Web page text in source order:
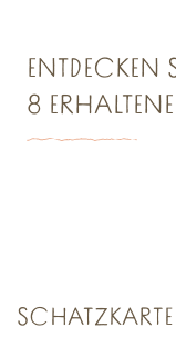
ENTDECKEN
8
SCHATZKARTE